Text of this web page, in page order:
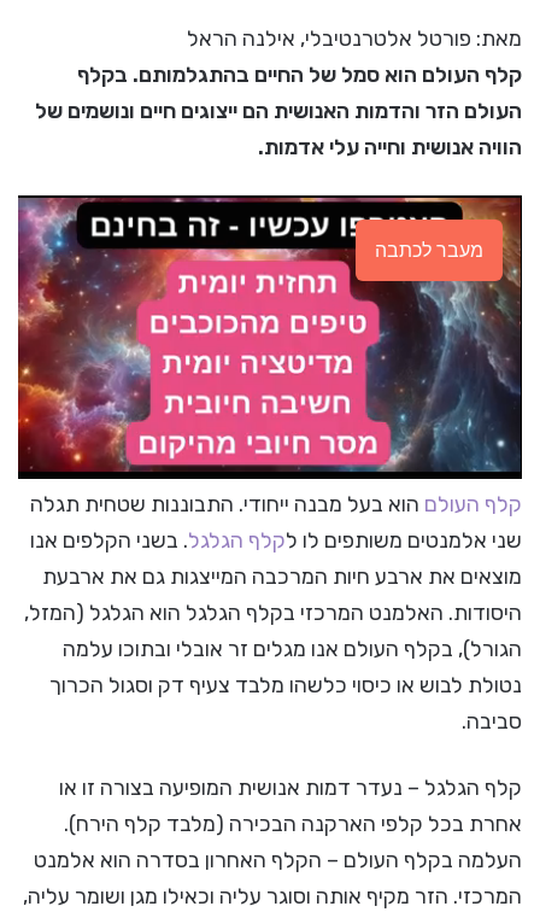
מאת: פורטל אלטרנטיבלי, אילנה הראל
קלף העולם הוא סמל של החיים בהתגלמותם. בקלף
העולם הזר והדמות האנושית הם ייצוגים חיים ונושמים של
הוויה אנושית וחייה עלי אדמות.
מעבר לכתבה
קלף העולם הוא בעל מבנה ייחודי. התבוננות שטחית תגלה
שני אלמנטים משותפים לו לקלף הגלגל. בשני הקלפים אנו
מוצאים את ארבע חיות המרכבה המייצגות גם את ארבעת
היסודות. האלמנט המרכזי בקלף הגלגל הוא הגלגל (המזל,
הגורל), בקלף העולם אנו מגלים זר אובלי ובתוכו עלמה
נטולת לבוש או כיסוי כלשהו מלבד צעיף דק וסגול הכרוך
סביבה.
קלף הגלגל – נעדר דמות אנושית המופיעה בצורה זו או
אחרת בכל קלפי הארקנה הבכירה (מלבד קלף הירח).
העלמה בקלף העולם – הקלף האחרון בסדרה הוא אלמנט
המרכזי. הזר מקיף אותה וסוגר עליה וכאילו מגן ושומר עליה,